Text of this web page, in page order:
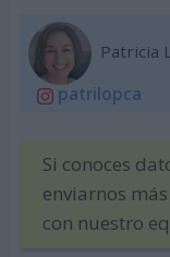
Patricia
patrilopca
Si conoces
enviarnos
con nuestro